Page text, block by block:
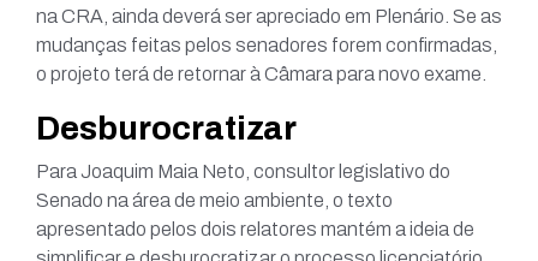
na CRA, ainda deverá ser apreciado em Plenário. Se as
mudanças feitas pelos senadores forem confirmadas,
o projeto terá de retornar à Câmara para novo exame.
Desburocratizar
Para Joaquim Maia Neto, consultor legislativo do
Senado na área de meio ambiente, o texto
apresentado pelos dois relatores mantém a ideia de